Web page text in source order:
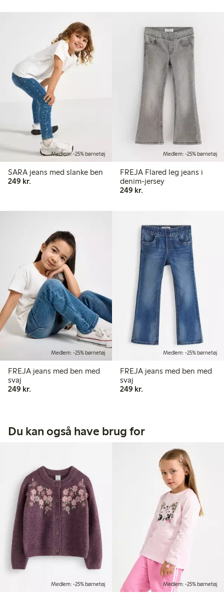
Medlem: -25% børnetøj
SARA jeans med slanke ben
249 kr.
Medlem: -25% børnetøj
FREJA Flared leg jeans i
denim-jersey
249 kr.249,00 kr.
Medlem: -25% børnetøj
FREJA jeans med ben med
svaj
249 kr.
Medlem: -25% børnetøj
FREJA jeans med ben med
svaj
249 kr.
Du kan også have brug for
Medlem: -25% børnetøj Medlem: -25% børnetøj